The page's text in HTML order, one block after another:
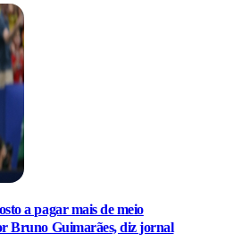
a pagar mais de meio
Bruno Guimarães, diz jornal